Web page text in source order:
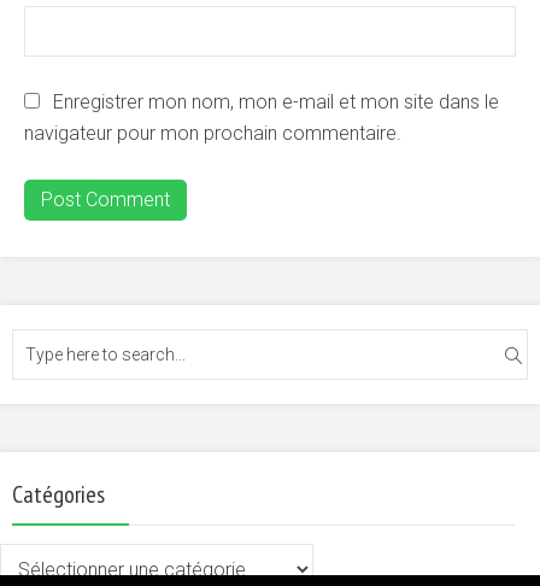
Enregistrer mon nom, mon e-mail et mon site dans le
navigateur pour mon prochain commentaire.
Catégories